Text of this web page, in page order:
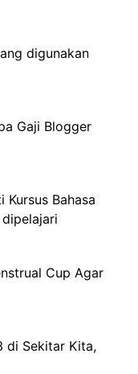
digunakan
Gaji Blogger
Kursus Bahasa
dipelajari
Cup Agar
di Sekitar Kita,